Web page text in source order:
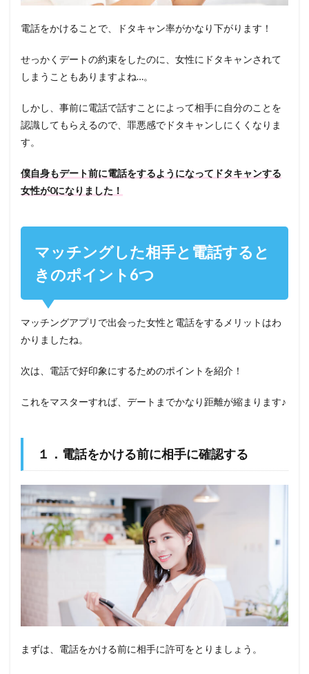
電話をかけることで、ドタキャン率がかなり下がります！
せっかくデートの約束をしたのに、女性にドタキャンされて
しまうこともありますよね…。
しかし、事前に電話で話すことによって相手に自分のことを
認識してもらえるので、罪悪感でドタキャンしにくくなりま
す。
僕自身もデート前に電話をするようになってドタキャンする
女性が0になりました！
マッチングした相手と電話すると
きのポイント6つ
マッチングアプリで出会った女性と電話をするメリットはわ
かりましたね。
次は、電話で好印象にするためのポイントを紹介！
これをマスターすれば、デートまでかなり距離が縮まります♪
１．電話をかける前に相手に確認する
まずは、電話をかける前に相手に許可をとりましょう。